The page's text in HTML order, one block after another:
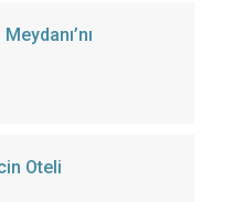
Oteli